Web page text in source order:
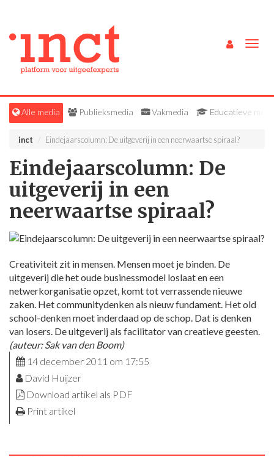
Alle media Publieksmedia Vakmedia Educatieve
inct Eindejaarscolumn: De uitgeverij in een neerwaartse spiraal?
Eindejaarscolumn: De
uitgeverij in een
neerwaartse spiraal?
Creativiteit zit in mensen. Mensen moet je binden. De
uitgeverij die het oude businessmodel loslaat en een
netwerkorganisatie opzet, komt tot verrassende nieuwe
zaken. Het communitydenken als nieuw fundament. Het old
school-denken moet inderdaad op de schop. Dat is denken
van losers. De uitgeverij als facilitator van creatieve geesten.
(auteur: Sak van den Boom)
14 december 2011 om 17:55
David Huijzer
Download artikel als PDF
Print artikel